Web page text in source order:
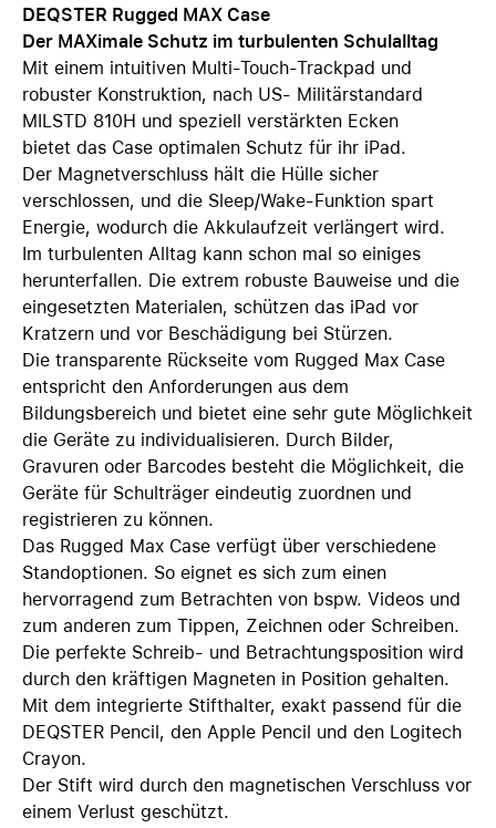
DEQSTER Rugged MAX Case
Der MAXimale Schutz im turbulenten Schulalltag
Mit einem intuitiven Multi-Touch-Trackpad und
robuster Konstruktion, nach US- Militärstandard
MILSTD 810H und speziell verstärkten Ecken
bietet das Case optimalen Schutz für ihr iPad.
Der Magnetverschluss hält die Hülle sicher
verschlossen, und die Sleep/Wake-Funktion spart
Energie, wodurch die Akkulaufzeit verlängert wird.
Im turbulenten Alltag kann schon mal so einiges
herunterfallen. Die extrem robuste Bauweise und die
eingesetzten Materialen, schützen das iPad vor
Kratzern und vor Beschädigung bei Stürzen.
Die transparente Rückseite vom Rugged Max Case
entspricht den Anforderungen aus dem
Bildungsbereich und bietet eine sehr gute Möglichkeit
die Geräte zu individualisieren. Durch Bilder,
Gravuren oder Barcodes besteht die Möglichkeit, die
Geräte für Schulträger eindeutig zuordnen und
registrieren zu können.
Das Rugged Max Case verfügt über verschiedene
Standoptionen. So eignet es sich zum einen
hervorragend zum Betrachten von bspw. Videos und
zum anderen zum Tippen, Zeichnen oder Schreiben.
Die perfekte Schreib- und Betrachtungsposition wird
durch den kräftigen Magneten in Position gehalten.
Mit dem integrierte Stifthalter, exakt passend für die
DEQSTER Pencil, den Apple Pencil und den Logitech
Crayon.
Der Stift wird durch den magnetischen Verschluss vor
einem Verlust geschützt.